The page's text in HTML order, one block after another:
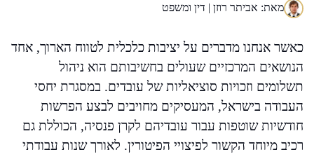
מאת: אביתר רוזן | דין ומשפט
כאשר אנחנו מדברים על יציבות כלכלית לטווח הארוך, אחד
הנושאים המרכזיים שעולים בחשיבותם הוא ניהול
תשלומים וזכויות סוציאליות של עובדים. במסגרת יחסי
העבודה בישראל, המעסיקים מחויבים לבצע הפרשות
חודשיות שוטפות עבור עובדיהם לקרן פנסיה, הכוללת גם
רכיב מיוחד הקשור לפיצויי הפיטורין. לאורך שנות עבודתי